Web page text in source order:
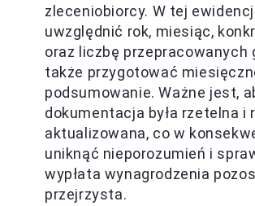
zleceniobiorcy. W tej
uwzględnić rok, miesiąc,
oraz liczbę przepracowanych
także przygotować
podsumowanie. Ważne jest,
dokumentacja była rzetelna i
aktualizowana, co w
uniknąć nieporozumień i
wypłata wynagrodzenia
przejrzysta.